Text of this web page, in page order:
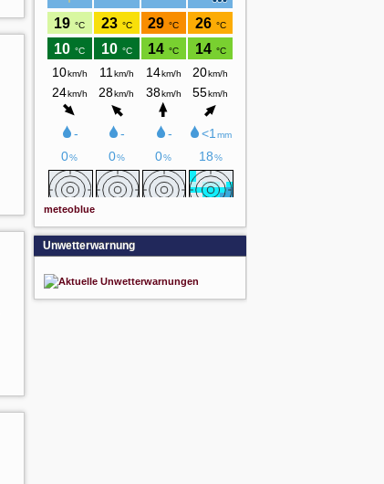
meteoblue
Unwetterwarnung